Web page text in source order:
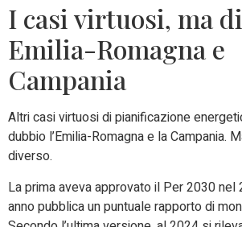
I casi virtuosi, ma
Emilia-Romagna e
Campania
Altri casi virtuosi di pianificazione
dubbio l’Emilia-Romagna e la Campania.
diverso.
La prima aveva approvato il Per 2030 nel
anno pubblica un puntuale rapporto di